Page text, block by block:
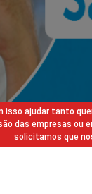
ajudar tanto
das empresas
solicitamos que